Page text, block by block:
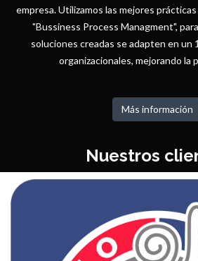
empresa. Utilizamos las mejores
"Bussiness Process Managment",
soluciones creadas se adapten en un
organizacionales, mejorando la
Más información
Nuestros